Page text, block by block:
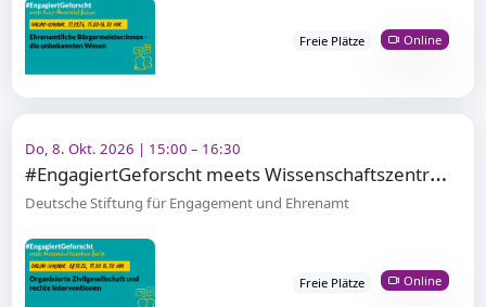
Freie Plätze Online
Do, 8. Okt. 2026 | 15:00 – 16:30
#
EngagiertGeforscht meets Wissenschaftszentrum Berlin
Deutsche Stiftung für Engagement und Ehrenamt
Freie Plätze Online